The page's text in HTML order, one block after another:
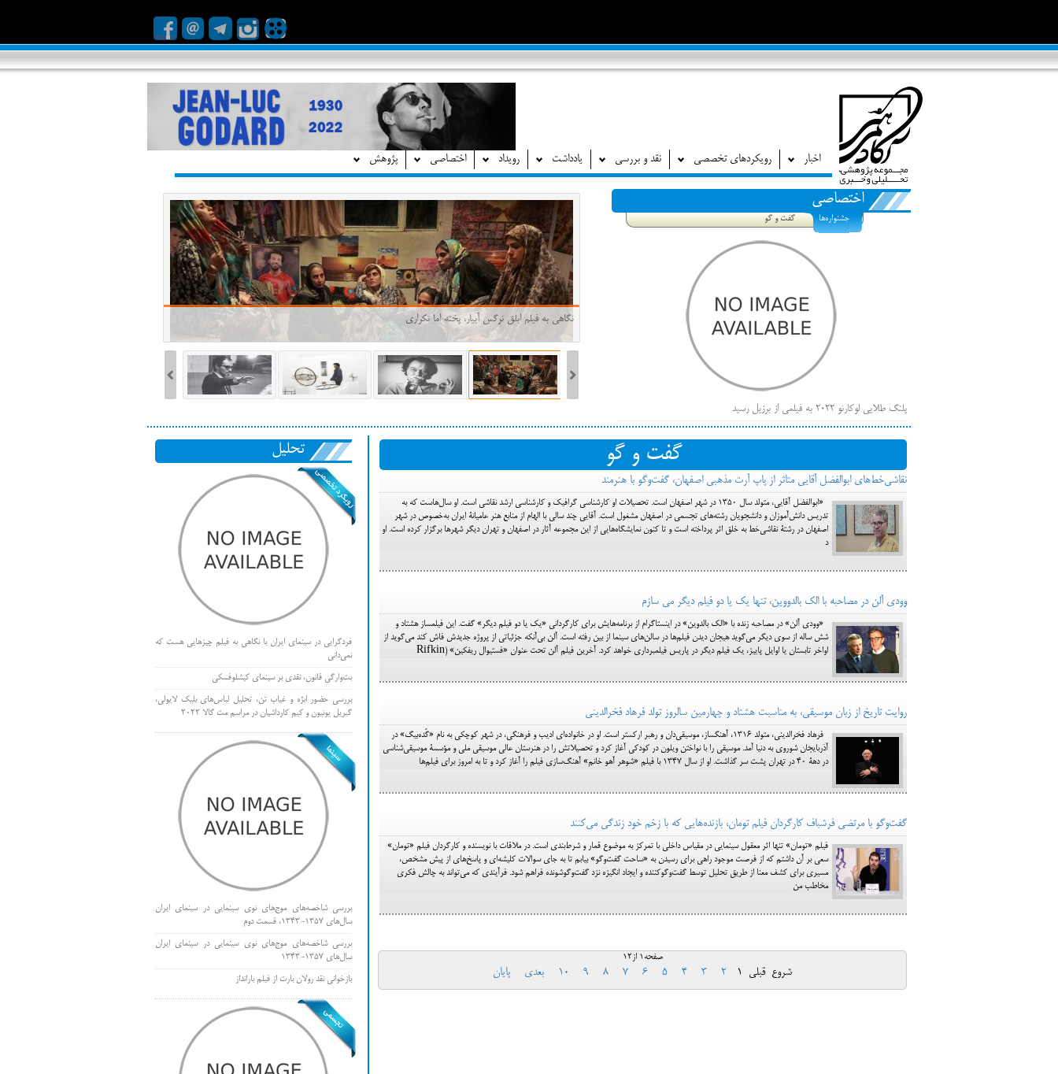
اخبار رویکردهای تخصصی نقد و بررسی یادداشت رویداد اختصاصی پژوهش
اختصاصی
جشنواره‌ها گفت و گو
پلنگ طلایی لوکارنو ۲۰۲۲ به فیلمی از برزیل رسید
فهرست فیلم‌های بخش مسابقه جشنواره فیلم ونیز ۲۰۲۲ مشخص شد، سهم پررنگ
ایرانی‌ها
بیرون راندن فیلم‌های منتسب به حامیان کرملین از جشنواره کن، راه برای مستقل‌ها
باز است
نگاهی به فیلم ابلق نرگس آبیار، پخته اما تکراری
گفت و گو
نقاشی‌خط‌های ابوالفضل آقایی متاثر از پاپ آرت مذهبی اصفهان، گفت‌وگو با هنرمند
«ابوالفضل آقایی، متولد سال ۱۳۵۰ در شهر اصفهان است. تحصیلات او کارشناسی گرافیک و کارشناسی ارشد نقاشی است. او سال‌هاست که به
تدریس دانش‌آموزان و دانشجویان رشته‌های تجسمی در اصفهان مشغول است. آقایی چند سالی با الهام از منابع هنر عامیانۀ ایران به‌خصوص در شهر
اصفهان در رشتۀ نقاشی‌خط به خلق اثر پرداخته است و تا کنون نمایشگاه‌هایی از این مجموعه آثار در اصفهان و تهران دیگر شهرها برگزار کرده است. او
د
وودی آلن در مصاحبه با الک بالدووین، تنها یک یا دو فیلم دیگر می سازم
«وودی آلن» در مصاحبه زنده با «الک بالدوین» در اینستاگرام از برنامه‌هایش برای کارگردانی «یک یا دو فیلم دیگر» گفت. این فیلمساز هشتاد و
شش ساله از سوی دیگر می‌گوید هیجان دیدن فیلم‌ها در سالن‌های سینما از بین رفته است. آلن بی‌آنکه جزئیاتی از پروژه جدیدش فاش کند می‌گوید از
اواخر تابستان یا اوایل پاییز، یک فیلم دیگر در پاریس فیلمبرداری خواهد کرد. آخرین فیلم آلن تحت عنوان «فستیوال ریفکین» (Rifkin
روایت تاریخ از زبان موسیقی، به مناسبت هشتاد و چهارمین سالروز تولد فرهاد فخرالدینی
فرهاد فخرالدینی، متولد ۱۳۱۶، آهنگساز، موسیقی‌دان و رهبر ارکستر است. او در خانواده‌ای ادیب و فرهنگی، در شهر کوچکی به نام «گَده‌بیگ» در
آذربایجان شوروی به دنیا آمد. موسیقی را با نواختن ویلون در کودکی آغاز کرد و تحصیلاتش را در هنرستان عالی موسیقی ملی و مؤسسۀ موسیقی‌شناسی
در دهۀ ۴۰ در تهران پشت سر گذاشت. او از سال ۱۳۴۷ با فیلم «شوهر آهو خانم» آهنگ‌سازی فیلم را آغاز کرد و تا به امروز برای فیلم‌ها
گفت‌وگو با مرتضی فرشباف کارگردان فیلم تومان، بازنده‌هایی که با زخم خود زندگی می‌کنند
فیلم «تومان» تنها اثر معقول سینمایی در مقیاس داخلی با تمرکز به موضوع قمار و شرط‌بندی است. در ملاقات با نویسنده و کارگردان فیلم «تومان»
سعی بر آن داشتم که از فرصت موجود راهی برای رسیدن به «ساحت گفت‌و‌گو» بیابم تا به جای سوالات کلیشه‌ای و پاسخ‌های از پیش مشخص،
مسیری برای کشف معنا از طریق تحلیل توسط گفت‌و‌گوکننده و ایجاد انگیزه نزد گفت‌و‌گو‌شونده فراهم شود. فرآیندی که می‌تواند به چالش فکری
مخاطب من
صفحه1 از12
شروع قبلی 1
2
3
4
5
6
7
8
9
10 بعدی پایان
تحلیل
فردگرایی در سینمای ایران با نگاهی به فیلم چیزهایی هست که
نمی‌دانی
بت‌وارگی قانون، نقدی بر سینمای کیشلوفسکی
بررسی حضور ابژه و غیاب تن، تحلیل لباس‌های بلیک لایولی،
گبریل یونیون و کیم کارداشیان در مراسم مت گالا ۲۰۲۲
بررسی شاخصه‌های موج‌های نوی سینمایی در سینمای ایران
سال‌های 1357-1343، قسمت دوم
بررسی شاخصه‌های موج‌های نوی سینمایی در سینمای ایران
سال‌های 1357-1343
بازخوانی نقد رولان بارت از فیلم بارانداز